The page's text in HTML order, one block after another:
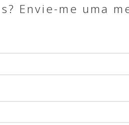
Envie-me uma